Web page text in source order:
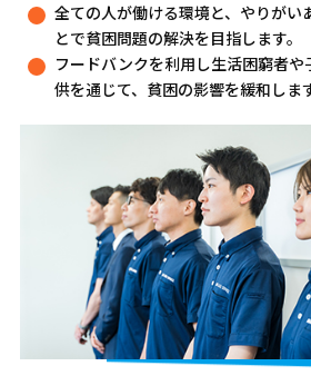
全ての人が働ける環境と、やりがい
とで貧困問題の解決を目指します。
フードバンクを利用し生活困窮者
供を通じて、貧困の影響を緩和します